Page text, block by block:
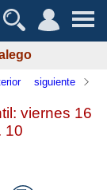
siguiente
viernes 16
10